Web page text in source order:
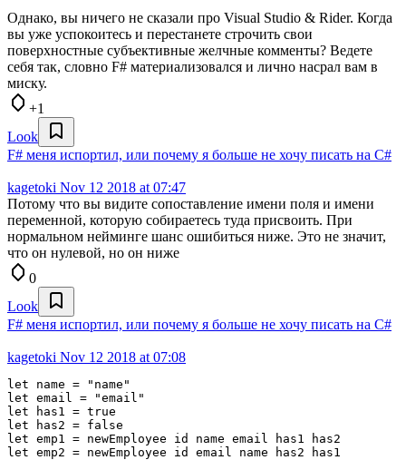
Однако, вы ничего не сказали про Visual Studio & Rider. Когда
вы уже успокоитесь и перестанете строчить свои
поверхностные субъективные желчные комменты? Ведете
себя так, словно F# материализовался и лично насрал вам в
миску.
+1
Look
F# меня испортил, или почему я больше не хочу писать на C#
kagetoki Nov 12 2018 at 07:47
Потому что вы видите сопоставление имени поля и имени
переменной, которую собираетесь туда присвоить. При
нормальном нейминге шанс ошибиться ниже. Это не значит,
что он нулевой, но он ниже
0
Look
F# меня испортил, или почему я больше не хочу писать на C#
kagetoki Nov 12 2018 at 07:08
let name = "name"
let email = "email"
let has1 = true
let has2 = false
let emp1 = newEmployee id name email has1 has2
let emp2 = newEmployee id email name has2 has1